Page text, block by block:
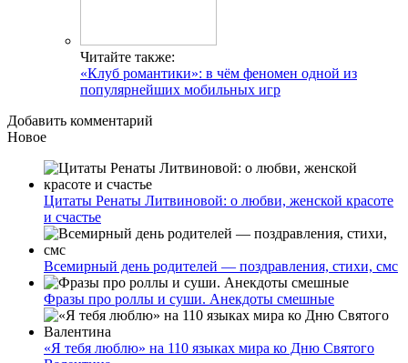
Читайте также:
«Клуб романтики»: в чём феномен одной из
популярнейших мобильных игр
Добавить комментарий
Новое
Цитаты Ренаты Литвиновой: о любви, женской красоте
и счастье
Всемирный день родителей — поздравления, стихи, смс
Фразы про роллы и суши. Анекдоты смешные
«Я тебя люблю» на 110 языках мира ко Дню Святого